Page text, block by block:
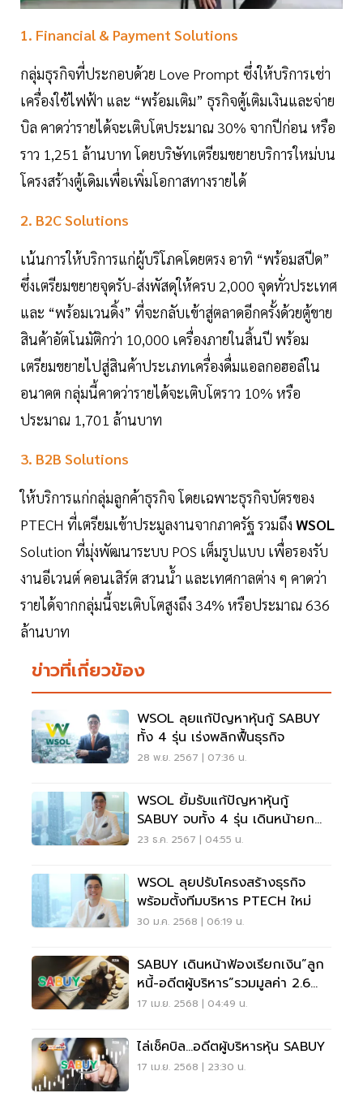
1. Financial & Payment Solutions
กลุ่มธุรกิจที่ประกอบด้วย Love Prompt ซึ่งให้บริการเช่า
เครื่องใช้ไฟฟ้า และ “พร้อมเติม” ธุรกิจตู้เติมเงินและจ่าย
บิล คาดว่ารายได้จะเติบโตประมาณ 30% จากปีก่อน หรือ
ราว 1,251 ล้านบาท โดยบริษัทเตรียมขยายบริการใหม่บน
โครงสร้างตู้เดิมเพื่อเพิ่มโอกาสทางรายได้
2. B2C Solutions
เน้นการให้บริการแก่ผู้บริโภคโดยตรง อาทิ “พร้อมสปีด”
ซึ่งเตรียมขยายจุดรับ-ส่งพัสดุให้ครบ 2,000 จุดทั่วประเทศ
และ “พร้อมเวนดิ้ง” ที่จะกลับเข้าสู่ตลาดอีกครั้งด้วยตู้ขาย
สินค้าอัตโนมัติกว่า 10,000 เครื่องภายในสิ้นปี พร้อม
เตรียมขยายไปสู่สินค้าประเภทเครื่องดื่มแอลกอฮอล์ใน
อนาคต กลุ่มนี้คาดว่ารายได้จะเติบโตราว 10% หรือ
ประมาณ 1,701 ล้านบาท
3. B2B Solutions
ให้บริการแก่กลุ่มลูกค้าธุรกิจ โดยเฉพาะธุรกิจบัตรของ
PTECH ที่เตรียมเข้าประมูลงานจากภาครัฐ รวมถึง WSOL
Solution ที่มุ่งพัฒนาระบบ POS เต็มรูปแบบ เพื่อรองรับ
งานอีเวนต์ คอนเสิร์ต สวนน้ำ และเทศกาลต่าง ๆ คาดว่า
รายได้จากกลุ่มนี้จะเติบโตสูงถึง 34% หรือประมาณ 636
ล้านบาท
ข่าวที่เกี่ยวข้อง
WSOL ลุยแก้ปัญหาหุ้นกู้ SABUY
ทั้ง 4 รุ่น เร่งพลิกฟื้นธุรกิจ
28 พ.ย. 2567 | 07:36 น.
WSOL ยิ้มรับแก้ปัญหาหุ้นกู้
SABUY จบทั้ง 4 รุ่น เดินหน้ายก
ระดับฐานะการเงิน
23 ธ.ค. 2567 | 04:55 น.
WSOL ลุยปรับโครงสร้างธุรกิจ
พร้อมตั้งทีมบริหาร PTECH ใหม่
30 ม.ค. 2568 | 06:19 น.
SABUY เดินหน้าฟ้องเรียกเงิน”ลูก
หนี้-อดีตผู้บริหาร”รวมมูลค่า 2.6
พันล้าน
17 เม.ย. 2568 | 04:49 น.
ไล่เช็คบิล...อดีตผู้บริหารหุ้น SABUY
17 เม.ย. 2568 | 23:30 น.